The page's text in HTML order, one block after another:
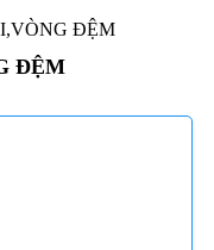
ĐỆM
ĐỆM